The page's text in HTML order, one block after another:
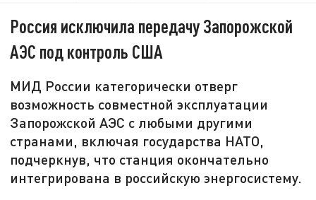
Россия исключила передачу Запорожской
АЭС под контроль США
МИД России категорически отверг
возможность совместной эксплуатации
Запорожской АЭС с любыми другими
странами, включая государства НАТО,
подчеркнув, что станция окончательно
интегрирована в российскую энергосистему.